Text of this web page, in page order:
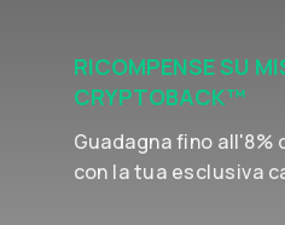
RICOMPENSE SU
CRYPTOBACK™
Guadagna fino
con la tua esclusiva